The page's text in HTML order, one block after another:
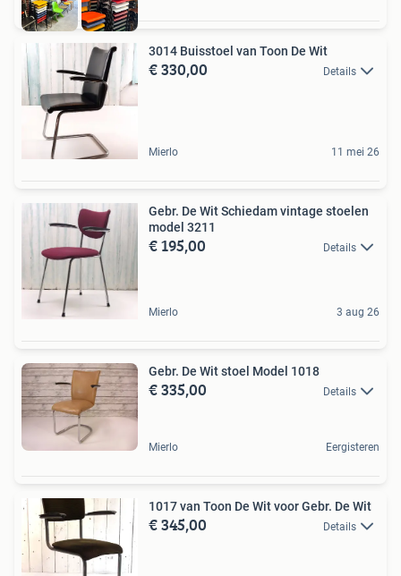
3014 Buisstoel van Toon De Wit
€ 330,00 Details
Mierlo 11 mei 26
Gebr. De Wit Schiedam vintage stoelen
model 3211
€ 195,00 Details
Mierlo 3 aug 26
Gebr. De Wit stoel Model 1018
€ 335,00 Details
Mierlo Eergisteren
1017 van Toon De Wit voor Gebr. De Wit
€ 345,00 Details